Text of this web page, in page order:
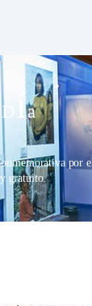
ía
por
gratuito.